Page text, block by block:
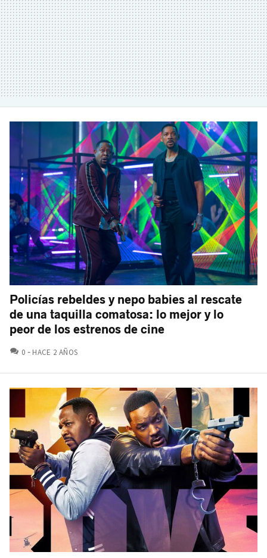
Policías rebeldes y nepo babies al rescate
de una taquilla comatosa: lo mejor y lo
peor de los estrenos de cine
0 COMENTARIOS
HACE 2 AÑOS